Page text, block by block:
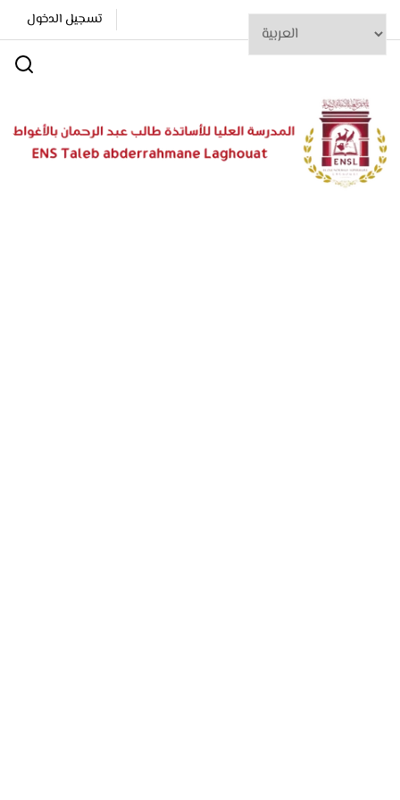
تسجيل الدخول